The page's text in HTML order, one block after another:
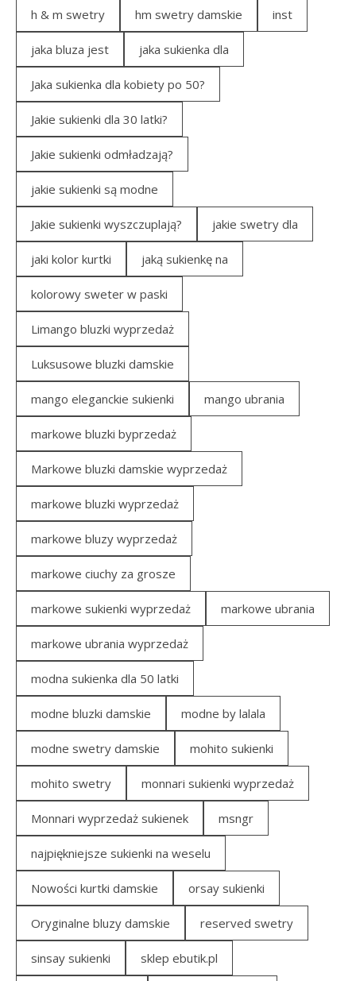
h & m swetry hm swetry damskie inst
jaka bluza jest jaka sukienka dla
Jaka sukienka dla kobiety po 50?
Jakie sukienki dla 30 latki?
Jakie sukienki odmładzają?
jakie sukienki są modne
Jakie sukienki wyszczuplają? jakie swetry dla
jaki kolor kurtki jaką sukienkę na
kolorowy sweter w paski
Limango bluzki wyprzedaż
Luksusowe bluzki damskie
mango eleganckie sukienki mango ubrania
markowe bluzki byprzedaż
Markowe bluzki damskie wyprzedaż
markowe bluzki wyprzedaż
markowe bluzy wyprzedaż
markowe ciuchy za grosze
markowe sukienki wyprzedaż markowe ubrania
markowe ubrania wyprzedaż
modna sukienka dla 50 latki
modne bluzki damskie modne by lalala
modne swetry damskie mohito sukienki
mohito swetry monnari sukienki wyprzedaż
Monnari wyprzedaż sukienek msngr
najpiękniejsze sukienki na weselu
Nowości kurtki damskie orsay sukienki
Oryginalne bluzy damskie reserved swetry
sinsay sukienki sklep ebutik.pl